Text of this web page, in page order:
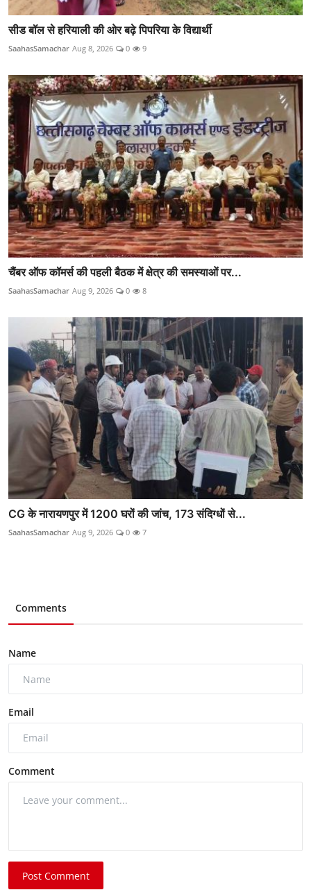
सीड बॉल से हरियाली की ओर बढ़े पिपरिया के विद्यार्थी
SaahasSamachar Aug 8, 2026 0 9
चैंबर ऑफ कॉमर्स की पहली बैठक में क्षेत्र की समस्याओं पर...
SaahasSamachar Aug 9, 2026 0 8
CG के नारायणपुर में 1200 घरों की जांच, 173 संदिग्धों से...
SaahasSamachar Aug 9, 2026 0 7
Comments
Name
Email
Comment
Post Comment